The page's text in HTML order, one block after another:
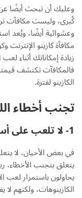
وعليك أن تبحث أيضًا
كُبرى، وليست مكافآت
وعشوائية أيضًا، ويُعد
مكافأة كازينو الإنترنت
زيادة إمكاناتك أثناء
فالمكافآت تكتشف
الكازينو لفترة.
تجنب أخطاء
1- لا تلعب على أساس الحظ:
في بعض الأحيان، لا
يتعلق بتجنب الأخطاء،
يحاولون باستمرار لعب
الكازينوهات، ولكنهم لا